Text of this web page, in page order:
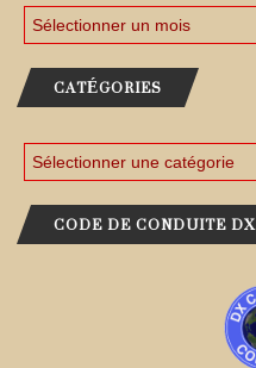
CATÉGORIES
CODE DE CONDUITE DX